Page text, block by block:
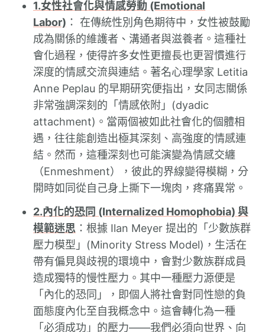
1.女性社會化與情感勞動 (Emotional
Labor) ： 在傳統性別角色期待中，女性被鼓勵
成為關係的維護者、溝通者與滋養者。這種社
會化過程，使得許多女性更擅長也更習慣進行
深度的情感交流與連結。著名心理學家 Letitia
Anne Peplau 的早期研究便指出，女同志關係
非常強調深刻的「情感依附」(dyadic
attachment)。當兩個被如此社會化的個體相
遇，往往能創造出極其深刻、高強度的情感連
結。然而，這種深刻也可能演變為情感交纏
（Enmeshment），彼此的界線變得模糊，分
開時如同從自己身上撕下一塊肉，疼痛異常。
2.內化的恐同 (Internalized Homophobia) 與
模範迷思 ：根據 Ilan Meyer 提出的「少數族群
壓力模型」(Minority Stress Model)，生活在
帶有偏見與歧視的環境中，會對少數族群成員
造成獨特的慢性壓力。其中一種壓力源便是
「內化的恐同」，即個人將社會對同性戀的負
面態度內化至自我概念中。這會轉化為一種
「必須成功」的壓力——我們必須向世界、向